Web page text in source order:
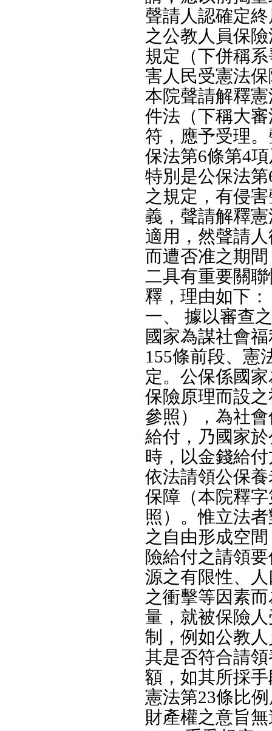
聲請人認確定
之公教人員保
規定（下併稱
害人民受憲法
本院聲請解釋
件法（下稱大
符，應予受理
保法第6條第4
特別是公保法
之規定，有侵
義，聲請解釋
適用，然聲請
而遭否准之期
二具有重要關
釋，理由如下：
一、 據以審查
國家為謀社會
155條前段、憲
定。公保係國
保險原理而設
參照），為社
給付，乃國家
時，以金錢給
依法請領公保
保障（本院釋
照）。惟立法
之自由形成空
險給付之請領
源之有限性、
之衝擊等因素
量，就被保險
制，例如公教
其是否符合請
額，如其所採
憲法第23條比
財產權之意旨